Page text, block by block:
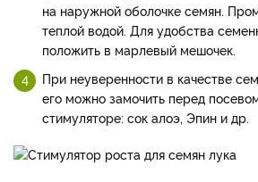
на наружной оболочке семян.
теплой водой. Для удобства
положить в марлевый мешочек.
При неуверенности в качестве
его можно замочить перед
стимуляторе: сок алоэ, Эпин и др.